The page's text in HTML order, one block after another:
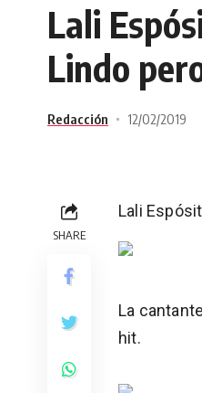
Lali
Lindo
Redacción 12/02/2019
SHARE
Lali
La
hit.